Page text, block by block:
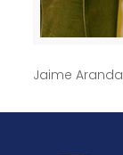
Jaime Aranda